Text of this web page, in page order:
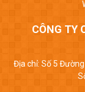
CÔNG TY
Địa chỉ: Số 5 Đường